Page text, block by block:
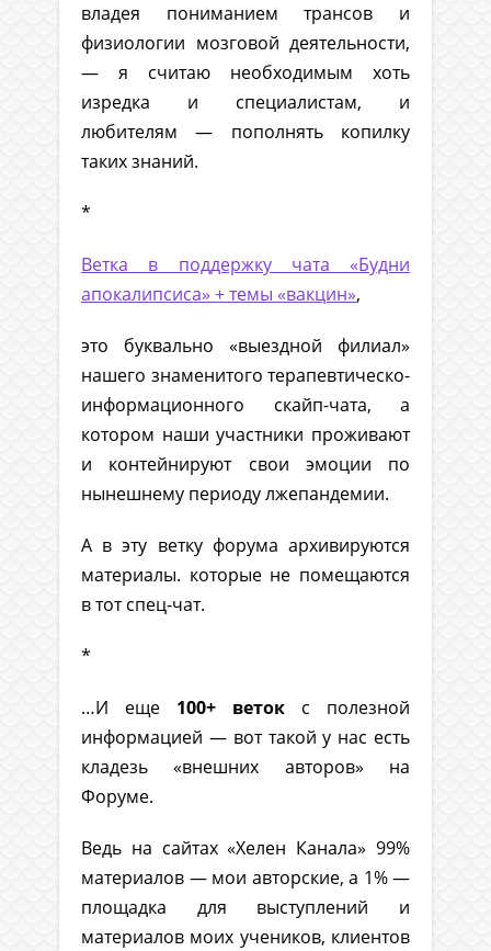
владея пониманием трансов и
физиологии мозговой деятельности,
— я считаю необходимым хоть
изредка и специалистам, и
любителям — пополнять копилку
таких знаний.
*
Ветка в поддержку чата «Будни
апокалипсиса» + темы «вакцин»,
это буквально «выездной филиал»
нашего знаменитого терапевтическо-
информационного скайп-чата, а
котором наши участники проживают
и контейнируют свои эмоции по
нынешнему периоду лжепандемии.
А в эту ветку форума архивируются
материалы. которые не помещаются
в тот спец-чат.
*
…И еще 100+ веток с полезной
информацией — вот такой у нас есть
кладезь «внешних авторов» на
Форуме.
Ведь на сайтах «Хелен Канала» 99%
материалов — мои авторские, а 1% —
площадка для выступлений и
материалов моих учеников, клиентов